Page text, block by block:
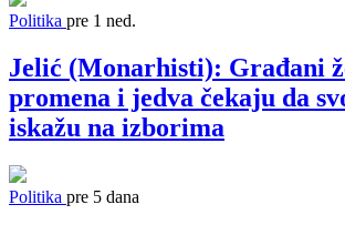
Politika pre 1 ned.
Jelić (Monarhisti): Građani
promena i jedva čekaju da
iskažu na izborima
Politika pre 5 dana